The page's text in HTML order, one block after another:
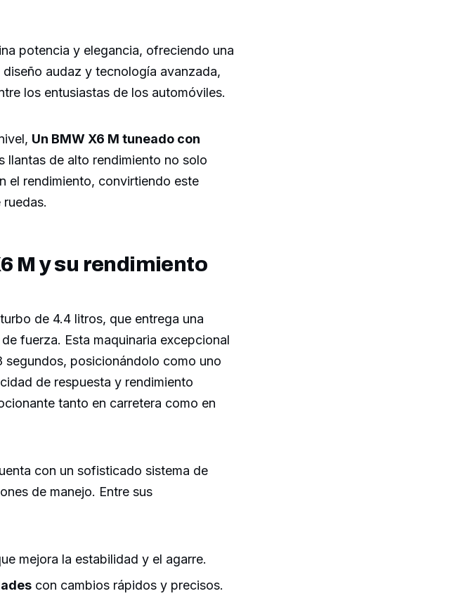
potencia y elegancia, ofreciendo una
audaz y tecnología avanzada,
los entusiastas de los automóviles.
Un BMW X6 M tuneado con
llantas de alto rendimiento no solo
el rendimiento, convirtiendo este
M y su rendimiento
de 4.4 litros, que entrega una
fuerza. Esta maquinaria excepcional
segundos, posicionándolo como uno
de respuesta y rendimiento
tanto en carretera como en
con un sofisticado sistema de
de manejo. Entre sus
mejora la estabilidad y el agarre.
con cambios rápidos y precisos.